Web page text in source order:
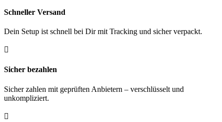
Schneller Versand
Dein Setup ist schnell bei Dir mit Tracking und sicher verpackt.

Sicher bezahlen
Sicher zahlen mit geprüften Anbietern – verschlüsselt und
unkompliziert.
